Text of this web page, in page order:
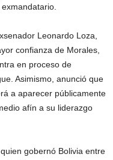
Leonardo Loza,
confianza de Morales,
en proceso de
Asimismo, anunció que
a aparecer públicamente
afín a su liderazgo
gobernó Bolivia entre